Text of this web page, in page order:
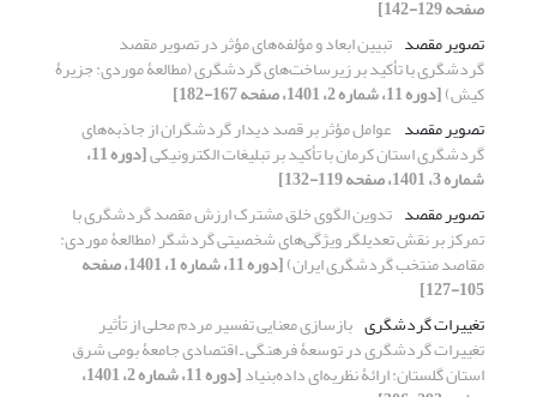
صفحه 129-142]
تصویر مقصد تبیین ابعاد و مؤلفه‌‏های مؤثر در تصویر مقصد
گردشگری با تأکید بر زیرساخت‌‏های گردشگری (مطالعۀ موردی: جزیرۀ
کیش)[دوره 11، شماره 2، 1401، صفحه 167-182]
تصویر مقصد عوامل مؤثر بر قصد دیدار گردشگران از جاذبه‌های
گردشگری استان کرمان با تأکید بر تبلیغات الکترونیکی [دوره 11،
شماره 3، 1401، صفحه 119-132]
تصویر مقصد تدوین الگوی خلق مشترک ارزش مقصد گردشگری با
تمرکز بر نقش تعدیلگر ویژگی‌های شخصیتی گردشگر (مطالعۀ موردی:
مقاصد منتخب گردشگری ایران) [دوره 11، شماره 1، 1401، صفحه
105-127]
تغییرات گردشگری بازسازی معنایی تفسیر مردم محلی از تأثیر
تغییرات گردشگری در توسعۀ فرهنگی ـ اقتصادی جامعۀ بومی شرق
استان گلستان: ارائۀ نظریه‏‌ای داده‏‌بنیاد [دوره 11، شماره 2، 1401،